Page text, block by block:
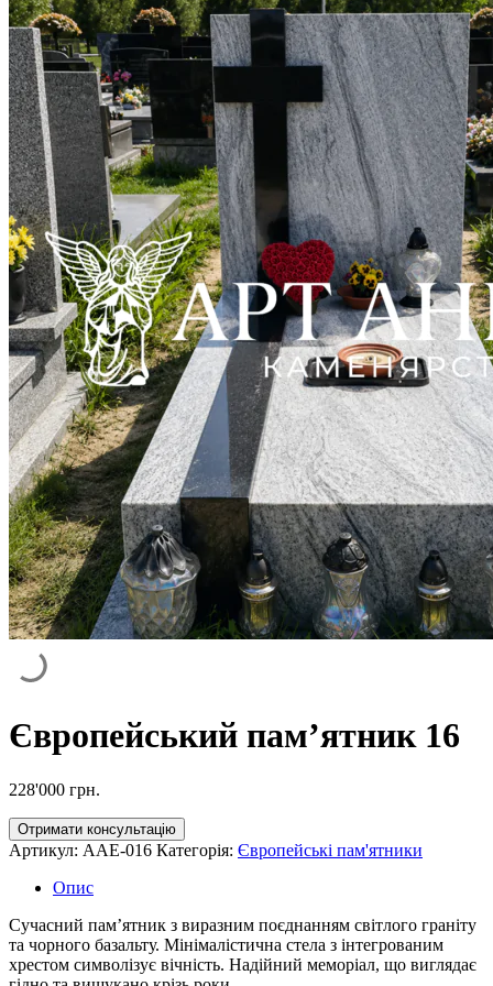
Європейський пам’ятник 16
228'000 грн.
Отримати консультацію
Артикул: AAE-016 Категорія: Європейські пам'ятники
Опис
Сучасний пам’ятник з виразним поєднанням світлого граніту
та чорного базальту. Мінімалістична стела з інтегрованим
хрестом символізує вічність. Надійний меморіал, що виглядає